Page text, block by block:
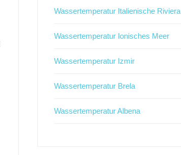
Wassertemperatur Italienische Riviera
Wassertemperatur Ionisches Meer
Wassertemperatur Izmir
Wassertemperatur Brela
Wassertemperatur Albena